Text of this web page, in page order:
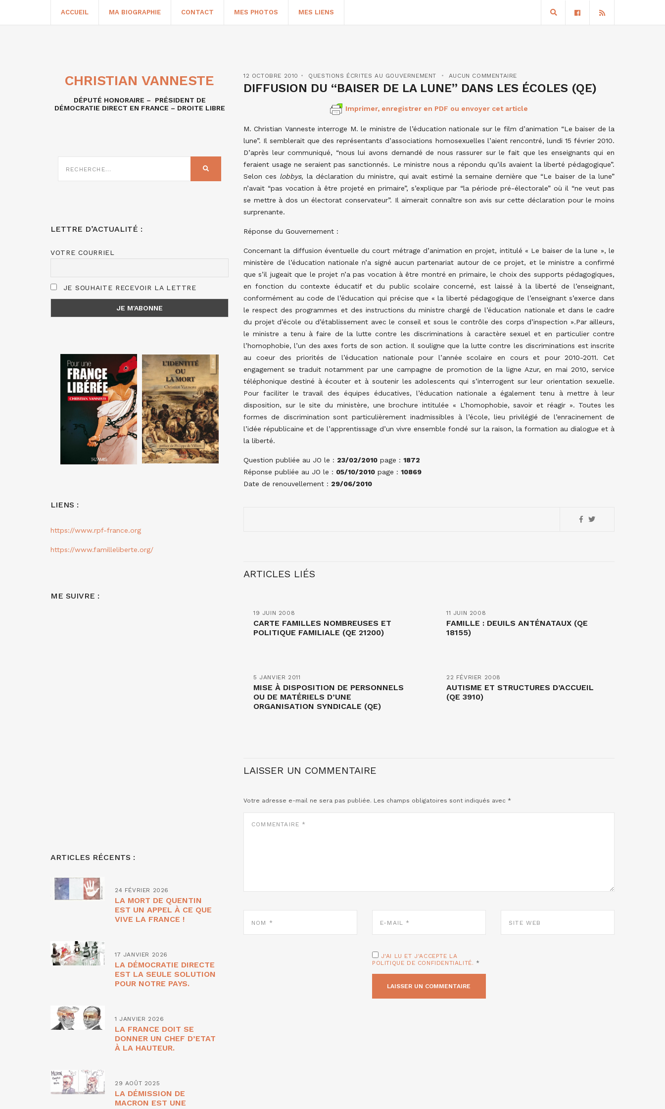
ACCUEIL MA BIOGRAPHIE CONTACT MES PHOTOS MES LIENS
12 OCTOBRE 2010 QUESTIONS ÉCRITES AU GOUVERNEMENT AUCUN COMMENTAIRE
DIFFUSION DU “BAISER DE LA LUNE” DANS LES ÉCOLES (QE)
Imprimer, enregistrer en PDF ou envoyer cet article
M. Christian Vanneste interroge M. le ministre de l’éducation nationale sur le film d’animation “Le baiser de la
lune”. Il semblerait que des représentants d’associations homosexuelles l’aient rencontré, lundi 15 février 2010.
D’après leur communiqué, “nous lui avons demandé de nous rassurer sur le fait que les enseignants qui en
feraient usage ne seraient pas sanctionnés. Le ministre nous a répondu qu’ils avaient la liberté pédagogique”.
Selon ces lobbys, la déclaration du ministre, qui avait estimé la semaine dernière que “Le baiser de la lune”
n’avait “pas vocation à être projeté en primaire”, s’explique par “la période pré-électorale” où il “ne veut pas
se mettre à dos un électorat conservateur”. Il aimerait connaître son avis sur cette déclaration pour le moins
surprenante.
Réponse du Gouvernement :
Concernant la diffusion éventuelle du court métrage d’animation en projet, intitulé « Le baiser de la lune », le
ministère de l’éducation nationale n’a signé aucun partenariat autour de ce projet, et le ministre a confirmé
que s’il jugeait que le projet n’a pas vocation à être montré en primaire, le choix des supports pédagogiques,
en fonction du contexte éducatif et du public scolaire concerné, est laissé à la liberté de l’enseignant,
conformément au code de l’éducation qui précise que « la liberté pédagogique de l’enseignant s’exerce dans
le respect des programmes et des instructions du ministre chargé de l’éducation nationale et dans le cadre
du projet d’école ou d’établissement avec le conseil et sous le contrôle des corps d’inspection ».Par ailleurs,
le ministre a tenu à faire de la lutte contre les discriminations à caractère sexuel et en particulier contre
l’homophobie, l’un des axes forts de son action. Il souligne que la lutte contre les discriminations est inscrite
au coeur des priorités de l’éducation nationale pour l’année scolaire en cours et pour 2010-2011. Cet
engagement se traduit notamment par une campagne de promotion de la ligne Azur, en mai 2010, service
téléphonique destiné à écouter et à soutenir les adolescents qui s’interrogent sur leur orientation sexuelle.
Pour faciliter le travail des équipes éducatives, l’éducation nationale a également tenu à mettre à leur
disposition, sur le site du ministère, une brochure intitulée « L’homophobie, savoir et réagir ». Toutes les
formes de discrimination sont particulièrement inadmissibles à l’école, lieu privilégié de l’enracinement de
l’idée républicaine et de l’apprentissage d’un vivre ensemble fondé sur la raison, la formation au dialogue et à
la liberté.
Question publiée au JO le : 23/02/2010 page : 1872
Réponse publiée au JO le : 05/10/2010 page : 10869
Date de renouvellement : 29/06/2010
ARTICLES LIÉS
19 JUIN 2008
CARTE FAMILLES NOMBREUSES ET
POLITIQUE FAMILIALE (QE 21200)
11 JUIN 2008
FAMILLE : DEUILS ANTÉNATAUX (QE
18155)
5 JANVIER 2011
MISE À DISPOSITION DE PERSONNELS
OU DE MATÉRIELS D’UNE
ORGANISATION SYNDICALE (QE)
22 FÉVRIER 2008
AUTISME ET STRUCTURES D’ACCUEIL
(QE 3910)
LAISSER UN COMMENTAIRE
Votre adresse e-mail ne sera pas publiée. Les champs obligatoires sont indiqués avec *
MAIL
WEB
J'AI LU ET J'ACCEPTE LA
POLITIQUE DE CONFIDENTIALITÉ. *
CHRISTIAN VANNESTE
DÉPUTÉ HONORAIRE – PRÉSIDENT DE
DÉMOCRATIE DIRECT EN FRANCE – DROITE LIBRE
SUR
RECHERCHER
LETTRE D’ACTUALITÉ :
VOTRE COURRIEL
JE SOUHAITE RECEVOIR LA LETTRE
LIENS :
https://www.rpf-france.org
https://www.familleliberte.org/
ME SUIVRE :
ARTICLES RÉCENTS :
24 FÉVRIER 2026
LA MORT DE QUENTIN
EST UN APPEL À CE QUE
VIVE LA FRANCE !
17 JANVIER 2026
LA DÉMOCRATIE DIRECTE
EST LA SEULE SOLUTION
POUR NOTRE PAYS.
1 JANVIER 2026
LA FRANCE DOIT SE
DONNER UN CHEF D’ETAT
À LA HAUTEUR.
29 AOÛT 2025
LA DÉMISSION DE
MACRON EST UNE